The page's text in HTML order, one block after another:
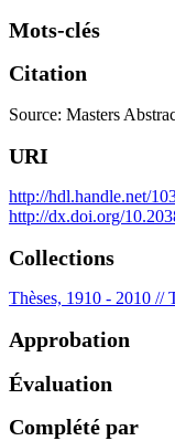
Mots-clés
Citation
Source: Masters
URI
http://hdl.handle.net/
http://dx.doi.org/
Collections
Thèses, 1910 - 2010 //
Approbation
Évaluation
Complété par